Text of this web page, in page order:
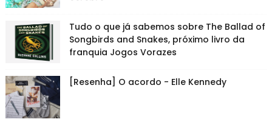
Tudo o que já sabemos sobre The Ballad of
Songbirds and Snakes, próximo livro da
franquia Jogos Vorazes
[Resenha] O acordo - Elle Kennedy